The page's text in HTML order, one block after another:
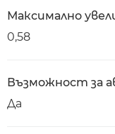
Максимално
0,58
Възможност за
Да